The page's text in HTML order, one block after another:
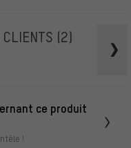
CLIENTS (2)
ce produit
!